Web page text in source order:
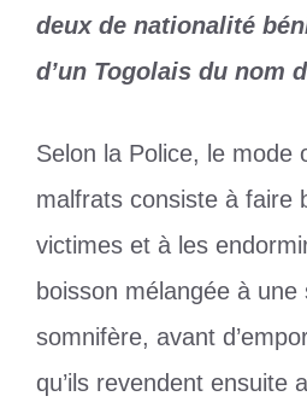
deux de nationalité
d’un Togolais du nom
Selon la Police, le mode
malfrats consiste à faire
victimes et à les
boisson mélangée à une
somnifère, avant
qu’ils revendent ensuite